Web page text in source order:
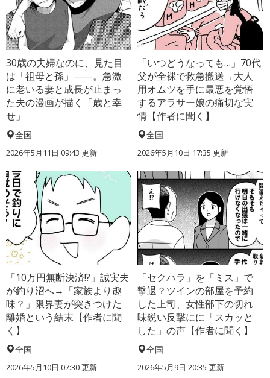
30歳の夫婦なのに、見た目
は「祖母と孫」――。急激
に老いる妻と成長が止まっ
た夫の漫画が描く「歳と幸
せ」
全国
2026年5月11日 09:43 更新
「いつどうなっても…」70代
父が全裸で救急搬送→大人
用オムツを手に最悪を覚悟
するアラサー娘の痛切な実
情【作者に聞く】
全国
2026年5月10日 17:35 更新
「10万円無断決済!?」誠実夫
が釣り沼へ→「家族より趣
味？」限界妻が突きつけた
離婚という結末【作者に聞
く】
全国
2026年5月10日 07:30 更新
「セクハラ」を「ミス」で
撃退？ツインの部屋を予約
した上司、女性部下の切れ
味鋭い反撃にに「スカッと
した」の声【作者に聞く】
全国
2026年5月9日 20:35 更新